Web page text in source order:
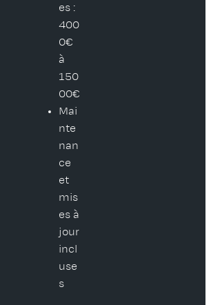
es :
400
0€
à
150
00€
Mai
nte
nan
ce
et
mis
es à
jour
incl
use
s